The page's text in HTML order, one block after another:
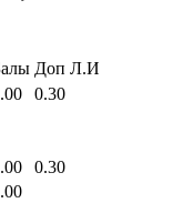
Доп Л.И
0.30
0.30